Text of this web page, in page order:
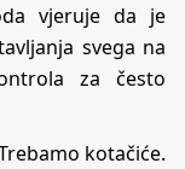
vjeruje da je
svega na
za često
kotačiće.